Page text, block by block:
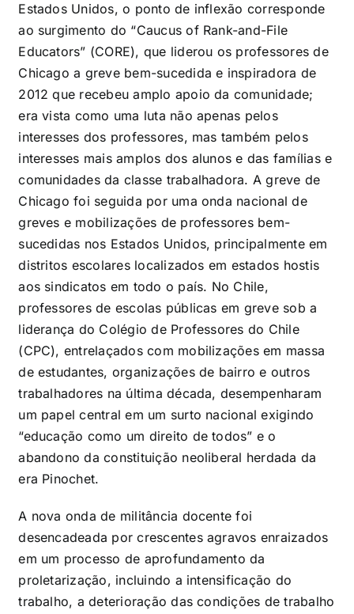
Estados Unidos, o ponto de inflexão corresponde
ao surgimento do “Caucus of Rank-and-File
Educators” (CORE), que liderou os professores de
Chicago a greve bem-sucedida e inspiradora de
2012 que recebeu amplo apoio da comunidade;
era vista como uma luta não apenas pelos
interesses dos professores, mas também pelos
interesses mais amplos dos alunos e das famílias e
comunidades da classe trabalhadora. A greve de
Chicago foi seguida por uma onda nacional de
greves e mobilizações de professores bem-
sucedidas nos Estados Unidos, principalmente em
distritos escolares localizados em estados hostis
aos sindicatos em todo o país. No Chile,
professores de escolas públicas em greve sob a
liderança do Colégio de Professores do Chile
(CPC), entrelaçados com mobilizações em massa
de estudantes, organizações de bairro e outros
trabalhadores na última década, desempenharam
um papel central em um surto nacional exigindo
“educação como um direito de todos” e o
abandono da constituição neoliberal herdada da
era Pinochet.
A nova onda de militância docente foi
desencadeada por crescentes agravos enraizados
em um processo de aprofundamento da
proletarização, incluindo a intensificação do
trabalho, a deterioração das condições de trabalho